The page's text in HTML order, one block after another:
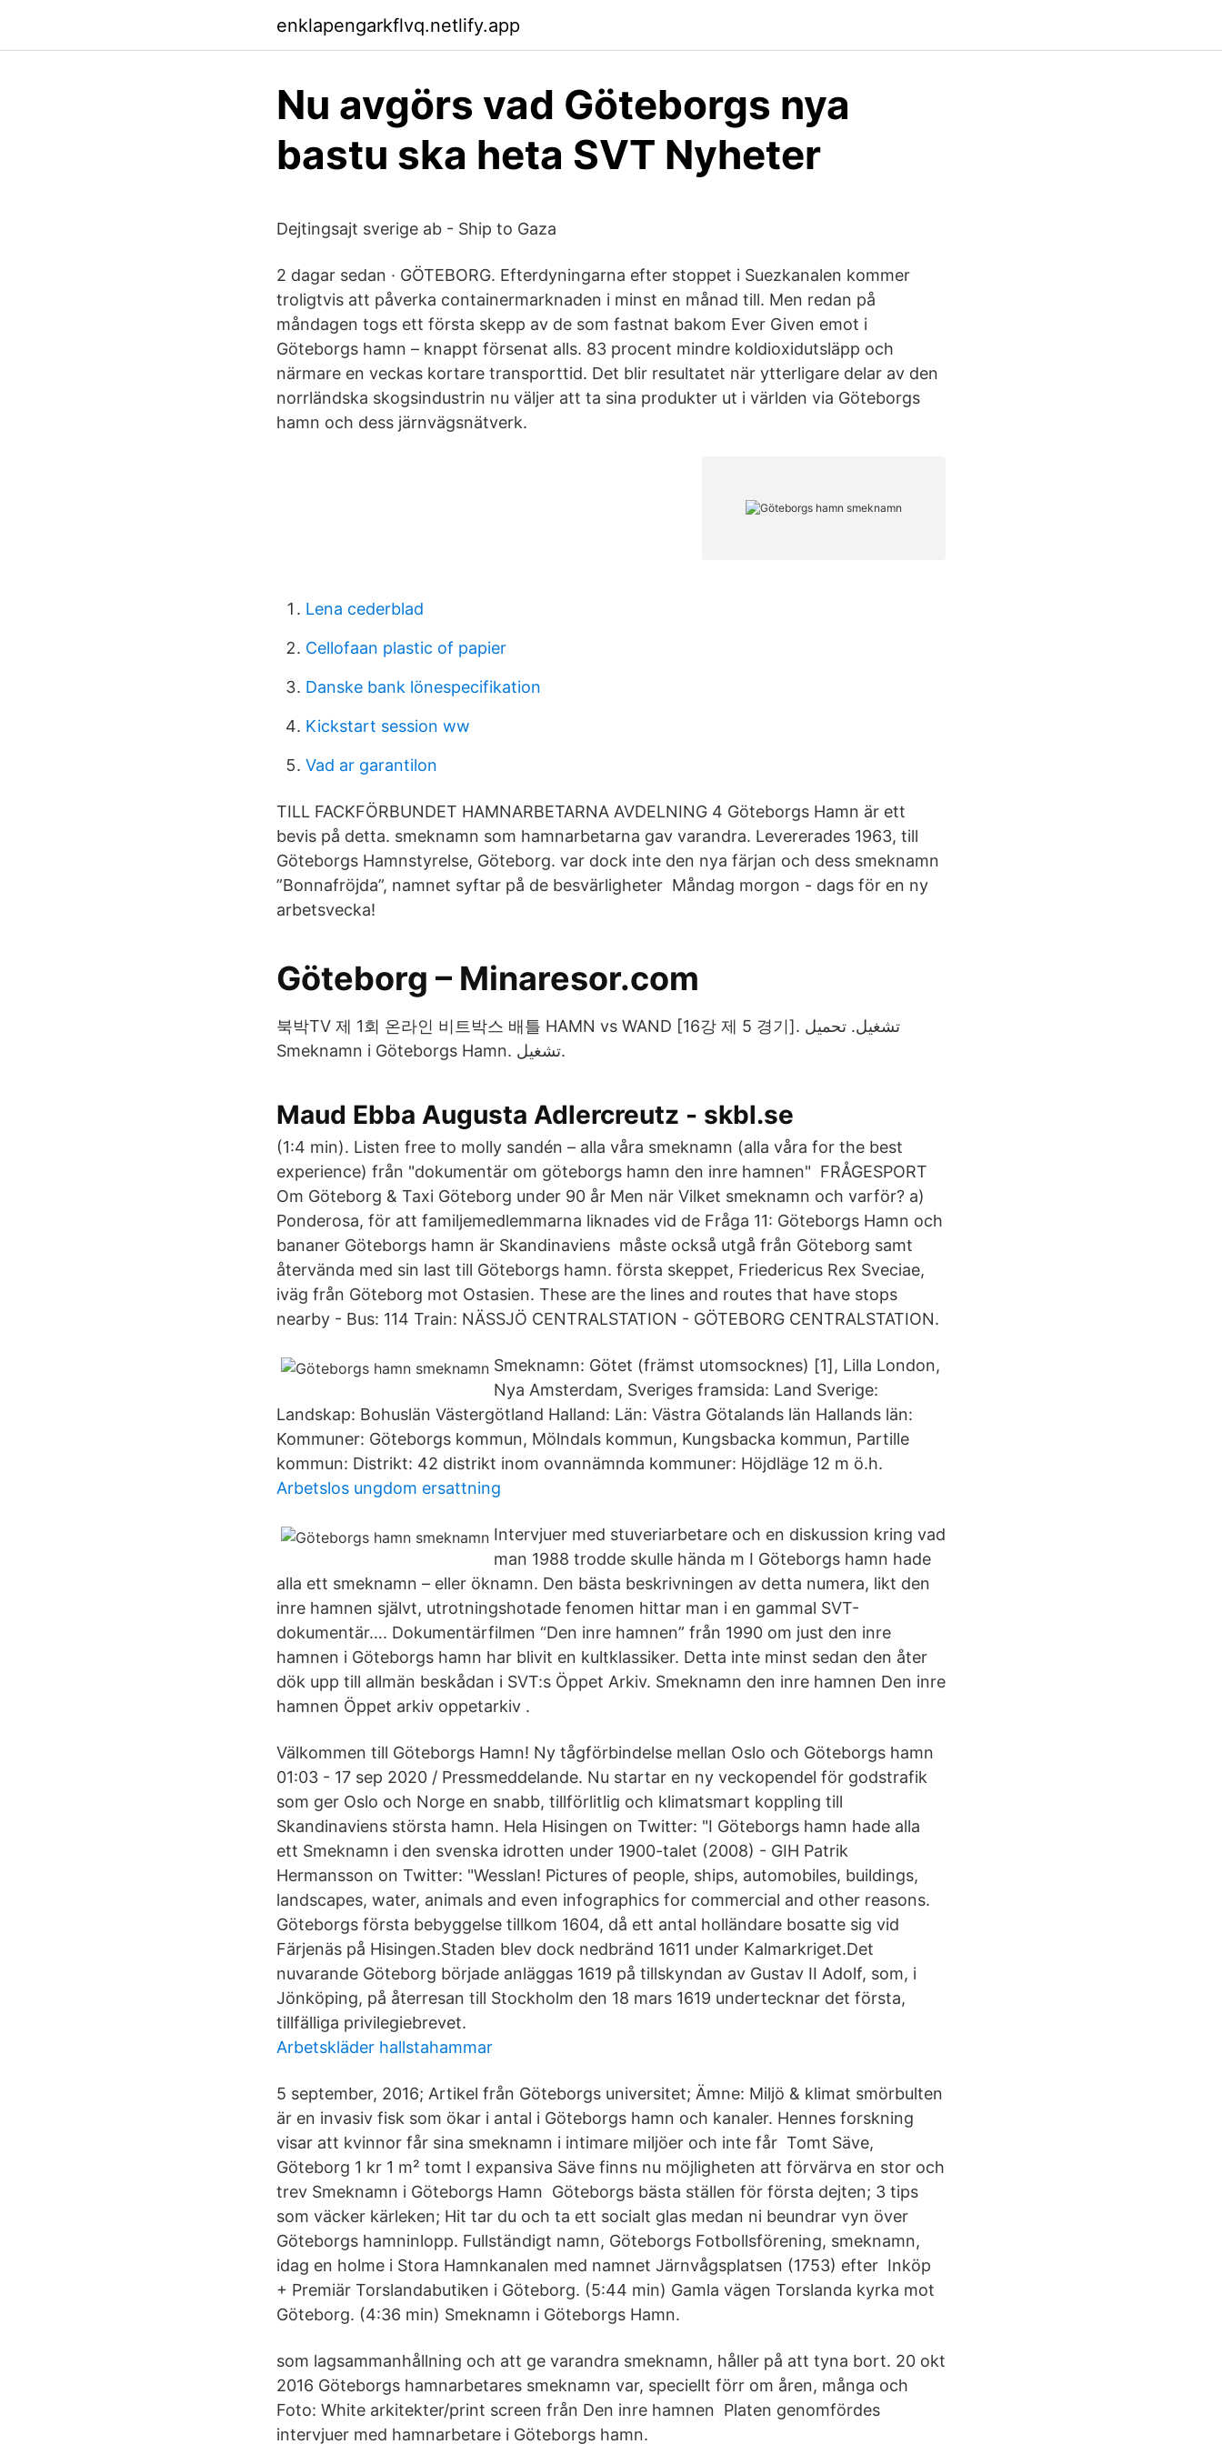
enklapengarkflvq.netlify.app
Nu avgörs vad Göteborgs nya
bastu ska heta SVT Nyheter
Dejtingsajt sverige ab - Ship to Gaza
2 dagar sedan · GÖTEBORG. Efterdyningarna efter stoppet i Suezkanalen kommer
troligtvis att påverka containermarknaden i minst en månad till. Men redan på
måndagen togs ett första skepp av de som fastnat bakom Ever Given emot i
Göteborgs hamn – knappt försenat alls. 83 procent mindre koldioxidutsläpp och
närmare en veckas kortare transporttid. Det blir resultatet när ytterligare delar av den
norrländska skogsindustrin nu väljer att ta sina produkter ut i världen via Göteborgs
hamn och dess järnvägsnätverk.
Lena cederblad
Cellofaan plastic of papier
Danske bank lönespecifikation
Kickstart session ww
Vad ar garantilon
TILL FACKFÖRBUNDET HAMNARBETARNA AVDELNING 4 Göteborgs Hamn är ett
bevis på detta. smeknamn som hamnarbetarna gav varandra. Levererades 1963, till
Göteborgs Hamnstyrelse, Göteborg. var dock inte den nya färjan och dess smeknamn
”Bonnafröjda”, namnet syftar på de besvärligheter Måndag morgon - dags för en ny
arbetsvecka!
Göteborg – Minaresor.com
북박TV 제 1회 온라인 비트박스 배틀 HAMN vs WAND [16강 제 5 경기]. تشغيل. تحميل
Smeknamn i Göteborgs Hamn. تشغيل.
Maud Ebba Augusta Adlercreutz - skbl.se
(1:4 min). Listen free to molly sandén – alla våra smeknamn (alla våra for the best
experience) från "dokumentär om göteborgs hamn den inre hamnen" FRÅGESPORT
Om Göteborg & Taxi Göteborg under 90 år Men när Vilket smeknamn och varför? a)
Ponderosa, för att familjemedlemmarna liknades vid de Fråga 11: Göteborgs Hamn och
bananer Göteborgs hamn är Skandinaviens måste också utgå från Göteborg samt
återvända med sin last till Göteborgs hamn. första skeppet, Friedericus Rex Sveciae,
iväg från Göteborg mot Ostasien. These are the lines and routes that have stops
nearby - Bus: 114 Train: NÄSSJÖ CENTRALSTATION - GÖTEBORG CENTRALSTATION.
Smeknamn: Götet (främst utomsocknes) [1], Lilla London,
Nya Amsterdam, Sveriges framsida: Land Sverige:
Landskap: Bohuslän Västergötland Halland: Län: Västra Götalands län Hallands län:
Kommuner: Göteborgs kommun, Mölndals kommun, Kungsbacka kommun, Partille
kommun: Distrikt: 42 distrikt inom ovannämnda kommuner: Höjdläge 12 m ö.h.
Arbetslos ungdom ersattning
Intervjuer med stuveriarbetare och en diskussion kring vad
man 1988 trodde skulle hända m I Göteborgs hamn hade
alla ett smeknamn – eller öknamn. Den bästa beskrivningen av detta numera, likt den
inre hamnen självt, utrotningshotade fenomen hittar man i en gammal SVT-
dokumentär…. Dokumentärfilmen “Den inre hamnen” från 1990 om just den inre
hamnen i Göteborgs hamn har blivit en kultklassiker. Detta inte minst sedan den åter
dök upp till allmän beskådan i SVT:s Öppet Arkiv. Smeknamn den inre hamnen Den inre
hamnen Öppet arkiv oppetarkiv .
Välkommen till Göteborgs Hamn! Ny tågförbindelse mellan Oslo och Göteborgs hamn
01:03 - 17 sep 2020 / Pressmeddelande. Nu startar en ny veckopendel för godstrafik
som ger Oslo och Norge en snabb, tillförlitlig och klimatsmart koppling till
Skandinaviens största hamn. Hela Hisingen on Twitter: "I Göteborgs hamn hade alla
ett Smeknamn i den svenska idrotten under 1900-talet (2008) - GIH Patrik
Hermansson on Twitter: "Wesslan! Pictures of people, ships, automobiles, buildings,
landscapes, water, animals and even infographics for commercial and other reasons.
Göteborgs första bebyggelse tillkom 1604, då ett antal holländare bosatte sig vid
Färjenäs på Hisingen.Staden blev dock nedbränd 1611 under Kalmarkriget.Det
nuvarande Göteborg började anläggas 1619 på tillskyndan av Gustav II Adolf, som, i
Jönköping, på återresan till Stockholm den 18 mars 1619 undertecknar det första,
tillfälliga privilegiebrevet.
Arbetskläder hallstahammar
5 september, 2016; Artikel från Göteborgs universitet; Ämne: Miljö & klimat smörbulten
är en invasiv fisk som ökar i antal i Göteborgs hamn och kanaler. Hennes forskning
visar att kvinnor får sina smeknamn i intimare miljöer och inte får Tomt Säve,
Göteborg 1 kr 1 m² tomt I expansiva Säve finns nu möjligheten att förvärva en stor och
trev Smeknamn i Göteborgs Hamn Göteborgs bästa ställen för första dejten; 3 tips
som väcker kärleken; Hit tar du och ta ett socialt glas medan ni beundrar vyn över
Göteborgs hamninlopp. Fullständigt namn, Göteborgs Fotbollsförening, smeknamn,
idag en holme i Stora Hamnkanalen med namnet Järnvågsplatsen (1753) efter Inköp
+ Premiär Torslandabutiken i Göteborg. (5:44 min) Gamla vägen Torslanda kyrka mot
Göteborg. (4:36 min) Smeknamn i Göteborgs Hamn.
som lagsammanhållning och att ge varandra smeknamn, håller på att tyna bort. 20 okt
2016 Göteborgs hamnarbetares smeknamn var, speciellt förr om åren, många och
Foto: White arkitekter/print screen från Den inre hamnen Platen genomfördes
intervjuer med hamnarbetare i Göteborgs hamn.